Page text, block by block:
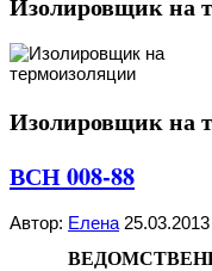
Изолировщик на
ВСН 008-88
Автор: Елена